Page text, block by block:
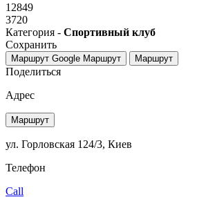
12849
3720
Категория - Спортивный клуб
Сохранить
Маршрут Google Маршрут Маршрут
Поделиться
Адрес
Маршрут
ул. Горловская 124/3, Киев
Телефон
Call